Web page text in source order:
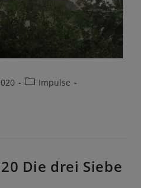
Impulse
Die drei Siebe